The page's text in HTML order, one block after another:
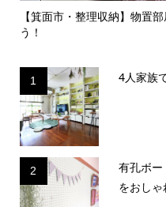
【箕面市・整理収納】物置
う！
1 4人家族
2
有孔ボー
をおし